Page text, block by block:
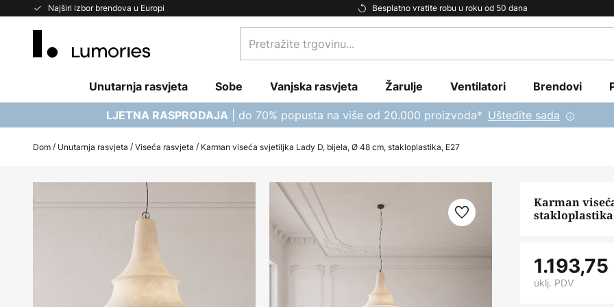
Najširi izbor brendova u Europi Besplatno vratite robu u roku od 50 dana
Skip
Pretražite
trgovinu...
Unutarnja rasvjeta Sobe Vanjska rasvjeta Žarulje Ventilatori Brendovi
LJETNA RASPRODAJA | do 70% popusta na više od 20.000 proizvoda* Uštedite sada
Dom Unutarnja rasvjeta Viseća rasvjeta Karman viseća svjetiljka Lady D, bijela, Ø 48 cm, stakloplastika, E27
to
Karman
uklj. PDV